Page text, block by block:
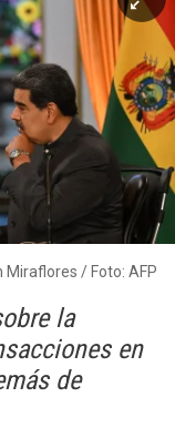
Miraflores / Foto: AFP
la
en
de